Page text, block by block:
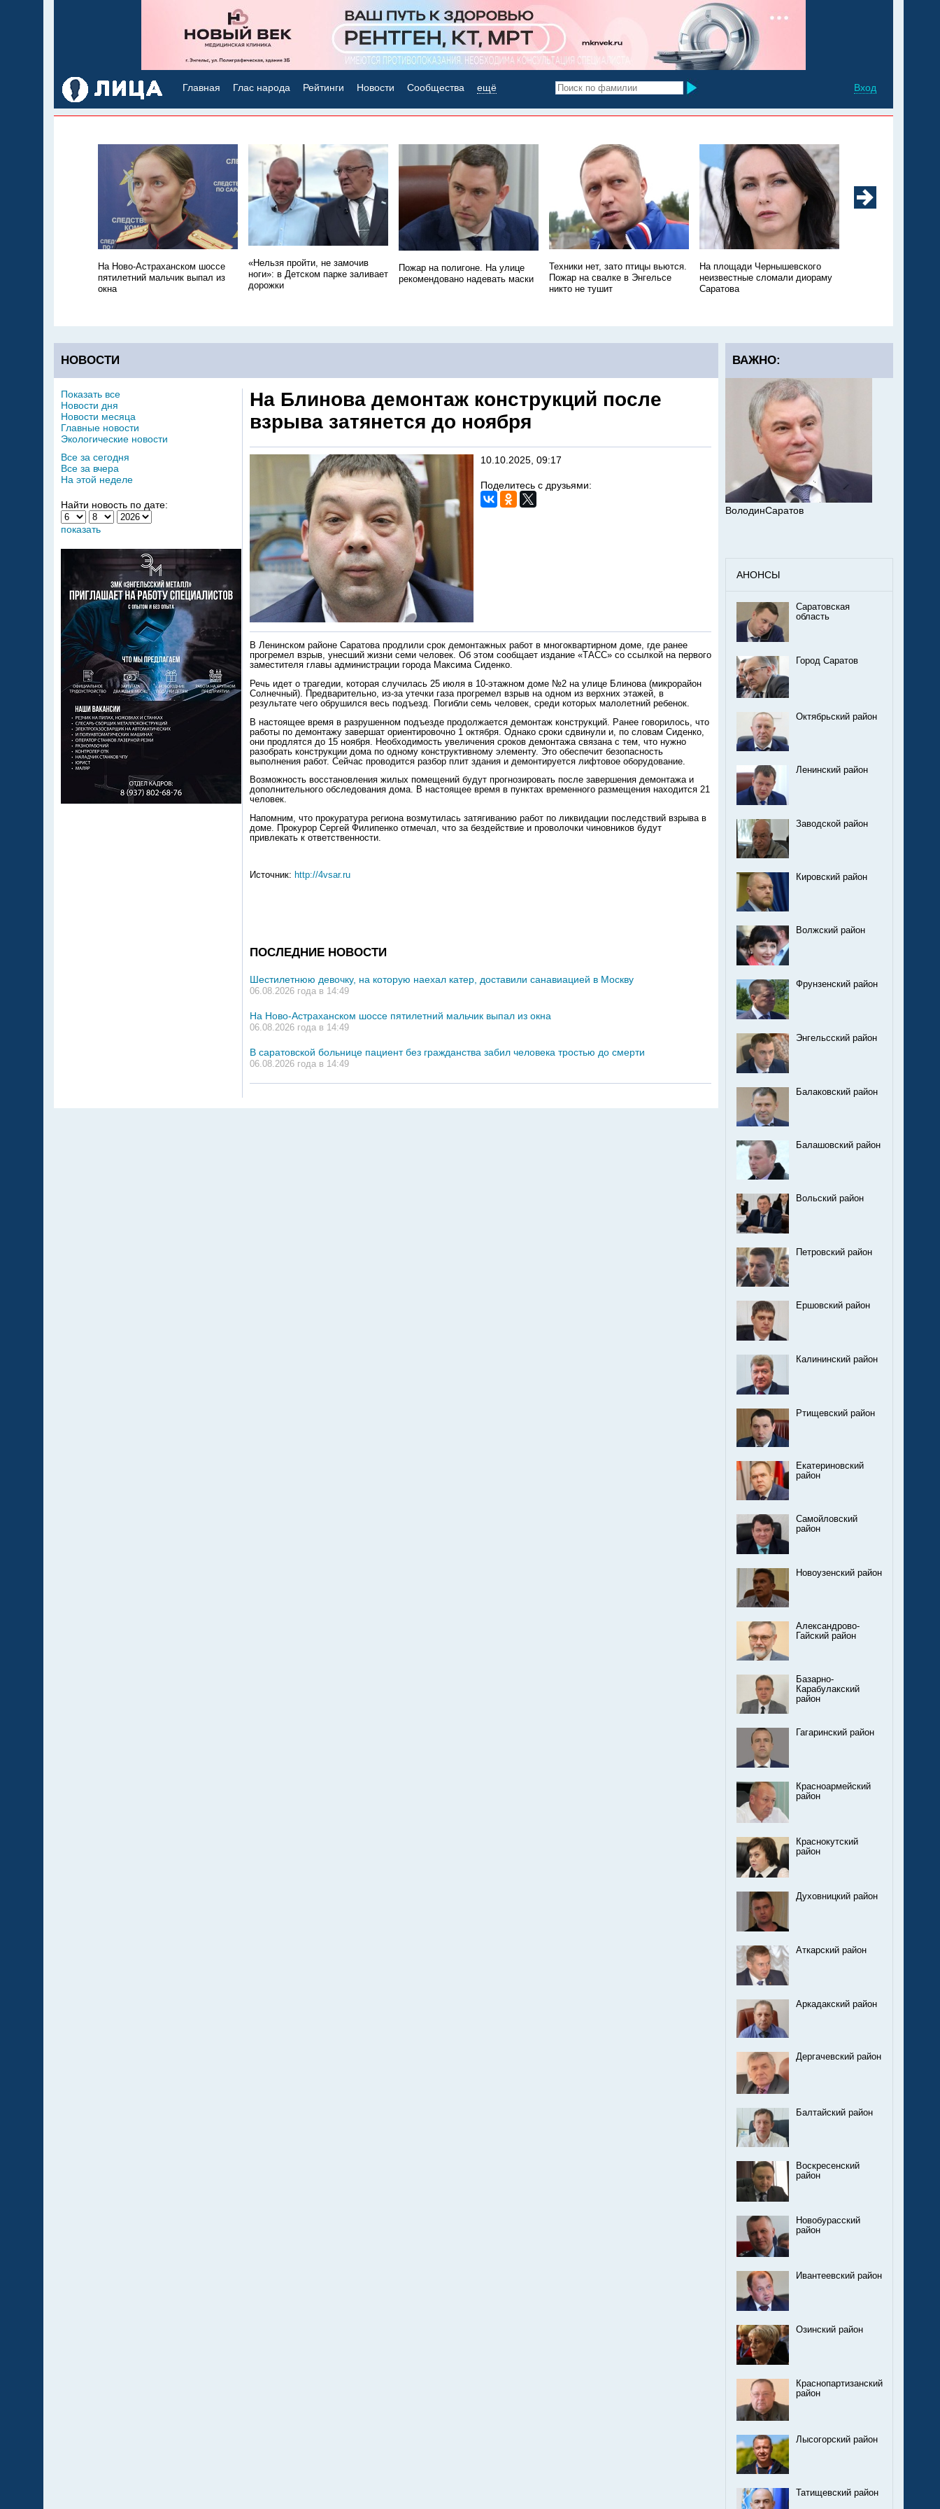
Вход
Главная Глас народа Рейтинги Новости Сообщества ещё
На Ново-Астраханском шоссе
пятилетний мальчик выпал из
окна
«Нельзя пройти, не замочив
ноги»: в Детском парке заливает
дорожки
Пожар на полигоне. На улице
рекомендовано надевать маски
Техники нет, зато птицы вьются.
Пожар на свалке в Энгельсе
никто не тушит
На площади Чернышевского
неизвестные сломали диораму
Саратова
НОВОСТИ
На Блинова демонтаж конструкций после
взрыва затянется до ноября
10.10.2025, 09:17
Поделитесь с друзьями:
В Ленинском районе Саратова продлили срок демонтажных работ в многоквартирном доме, где ранее
прогремел взрыв, унесший жизни семи человек. Об этом сообщает издание «ТАСС» со ссылкой на первого
заместителя главы администрации города Максима Сиденко.
Речь идет о трагедии, которая случилась 25 июля в 10-этажном доме №2 на улице Блинова (микрорайон
Солнечный). Предварительно, из-за утечки газа прогремел взрыв на одном из верхних этажей, в
результате чего обрушился весь подъезд. Погибли семь человек, среди которых малолетний ребенок.
В настоящее время в разрушенном подъезде продолжается демонтаж конструкций. Ранее говорилось, что
работы по демонтажу завершат ориентировочно 1 октября. Однако сроки сдвинули и, по словам Сиденко,
они продлятся до 15 ноября. Необходимость увеличения сроков демонтажа связана с тем, что нужно
разобрать конструкции дома по одному конструктивному элементу. Это обеспечит безопасность
выполнения работ. Сейчас проводится разбор плит здания и демонтируется лифтовое оборудование.
Возможность восстановления жилых помещений будут прогнозировать после завершения демонтажа и
дополнительного обследования дома. В настоящее время в пунктах временного размещения находится 21
человек.
Напомним, что прокуратура региона возмутилась затягиванию работ по ликвидации последствий взрыва в
доме. Прокурор Сергей Филипенко отмечал, что за бездействие и проволочки чиновников будут
привлекать к ответственности.
Источник: http://4vsar.ru
ПОСЛЕДНИЕ НОВОСТИ
Шестилетнюю девочку, на которую наехал катер, доставили санавиацией в Москву
06.08.2026 года в 14:49
На Ново-Астраханском шоссе пятилетний мальчик выпал из окна
06.08.2026 года в 14:49
В саратовской больнице пациент без гражданства забил человека тростью до смерти
06.08.2026 года в 14:49
Показать все
Новости дня
Новости месяца
Главные новости
Экологические новости
Все за сегодня
Все за вчера
На этой неделе
Найти новость по дате:
показать
ВАЖНО:
ВолодинСаратов
АНОНСЫ
Саратовская
область
Город Саратов
Октябрьский район
Ленинский район
Заводской район
Кировский район
Волжский район
Фрунзенский район
Энгельсский район
Балаковский район
Балашовский район
Вольский район
Петровский район
Ершовский район
Калининский район
Ртищевский район
Екатериновский
район
Самойловский
район
Новоузенский район
Александрово-
Гайский район
Базарно-
Карабулакский
район
Гагаринский район
Красноармейский
район
Краснокутский
район
Духовницкий район
Аткарский район
Аркадакский район
Дергачевский район
Балтайский район
Воскресенский
район
Новобурасский
район
Ивантеевский район
Озинский район
Краснопартизанский
район
Лысогорский район
Татищевский район